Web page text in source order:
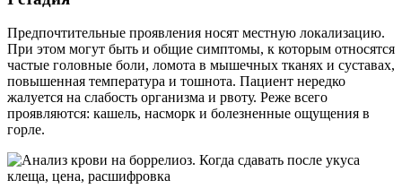
Предпочтительные проявления носят местную локализацию.
При этом могут быть и общие симптомы, к которым относятся
частые головные боли, ломота в мышечных тканях и суставах,
повышенная температура и тошнота. Пациент нередко
жалуется на слабость организма и рвоту. Реже всего
проявляются: кашель, насморк и болезненные ощущения в
горле.